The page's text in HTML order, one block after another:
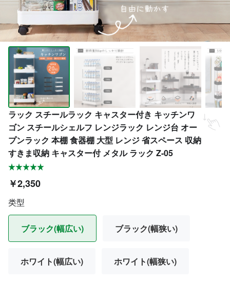
ラック スチールラック キャスター付き キッチンワ
ゴン スチールシェルフ レンジラック レンジ台 オー
プンラック 本棚 食器棚 大型 レンジ 省スペース 収納
すきま収納 キャスター付 メタル ラック Z-05
￥2,350
类型
ブラック(幅広い) ブラック(幅狭い)
ホワイト(幅広い) ホワイト(幅狭い)